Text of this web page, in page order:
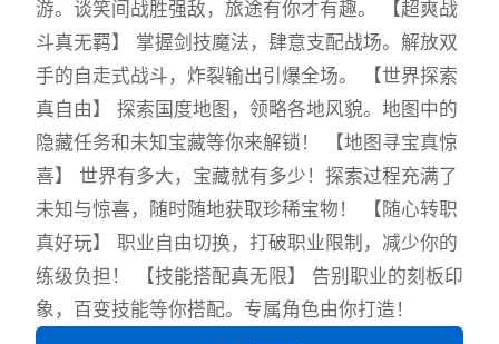
游。谈笑间战胜强敌，旅途有你才有趣。 【超爽战
斗真无羁】 掌握剑技魔法，肆意支配战场。解放双
手的自走式战斗，炸裂输出引爆全场。 【世界探索
真自由】 探索国度地图，领略各地风貌。地图中的
隐藏任务和未知宝藏等你来解锁！ 【地图寻宝真惊
喜】 世界有多大，宝藏就有多少！探索过程充满了
未知与惊喜，随时随地获取珍稀宝物！ 【随心转职
真好玩】 职业自由切换，打破职业限制，减少你的
练级负担！ 【技能搭配真无限】 告别职业的刻板印
象，百变技能等你搭配。专属角色由你打造！